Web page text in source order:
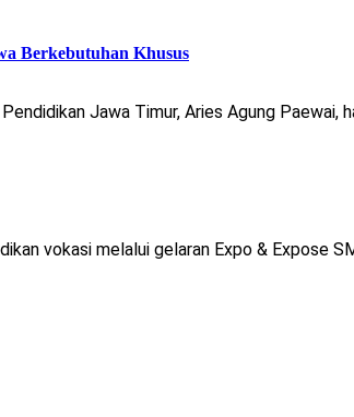
Berkebutuhan Khusus
Jawa Timur, Aries Agung Paewai,
vokasi melalui gelaran Expo & Expose